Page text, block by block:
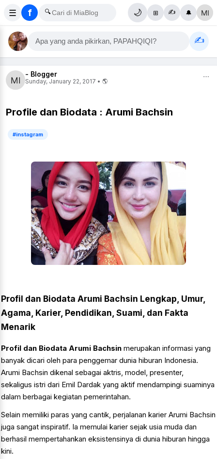
☰ f 🔍 🌙 ⊞ ✍️ 🔔
Apa yang anda pikirkan, PAPAHQIQI? ✍️
- Blogger
Sunday, January 22, 2017 • 🌎
⋯
Profile dan Biodata : Arumi Bachsin
#instagram
Profil dan Biodata Arumi Bachsin Lengkap, Umur,
Agama, Karier, Pendidikan, Suami, dan Fakta
Menarik
Profil dan Biodata Arumi Bachsin merupakan informasi yang
banyak dicari oleh para penggemar dunia hiburan Indonesia.
Arumi Bachsin dikenal sebagai aktris, model, presenter,
sekaligus istri dari Emil Dardak yang aktif mendampingi suaminya
dalam berbagai kegiatan pemerintahan.
Selain memiliki paras yang cantik, perjalanan karier Arumi Bachsin
juga sangat inspiratif. Ia memulai karier sejak usia muda dan
berhasil mempertahankan eksistensinya di dunia hiburan hingga
kini.